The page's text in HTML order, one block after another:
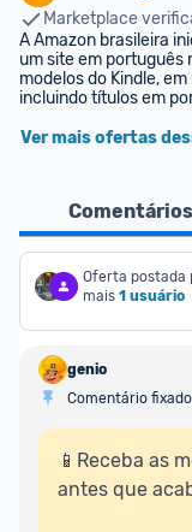
Marketplace
A Amazon brasileira
um site em português
modelos do Kindle,
incluindo títulos em
Ver mais ofertas
Oferta postada
mais 1 usuário
genio
Comentário fixado
📱Receba as
antes que